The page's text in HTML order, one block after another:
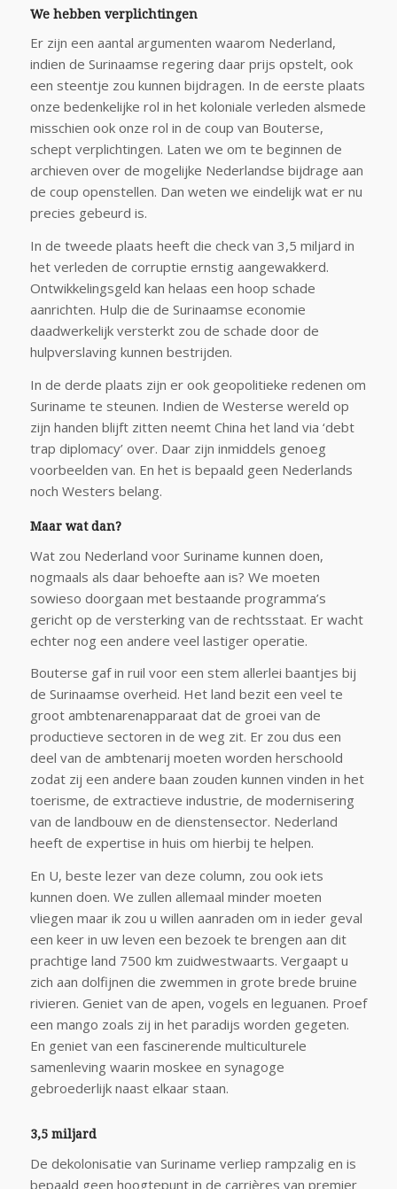
We hebben verplichtingen
Er zijn een aantal argumenten waarom Nederland,
indien de Surinaamse regering daar prijs opstelt, ook
een steentje zou kunnen bijdragen. In de eerste plaats
onze bedenkelijke rol in het koloniale verleden alsmede
misschien ook onze rol in de coup van Bouterse,
schept verplichtingen. Laten we om te beginnen de
archieven over de mogelijke Nederlandse bijdrage aan
de coup openstellen. Dan weten we eindelijk wat er nu
precies gebeurd is.
In de tweede plaats heeft die check van 3,5 miljard in
het verleden de corruptie ernstig aangewakkerd.
Ontwikkelingsgeld kan helaas een hoop schade
aanrichten. Hulp die de Surinaamse economie
daadwerkelijk versterkt zou de schade door de
hulpverslaving kunnen bestrijden.
In de derde plaats zijn er ook geopolitieke redenen om
Suriname te steunen. Indien de Westerse wereld op
zijn handen blijft zitten neemt China het land via ‘debt
trap diplomacy’ over. Daar zijn inmiddels genoeg
voorbeelden van. En het is bepaald geen Nederlands
noch Westers belang.
Maar wat dan?
Wat zou Nederland voor Suriname kunnen doen,
nogmaals als daar behoefte aan is? We moeten
sowieso doorgaan met bestaande programma’s
gericht op de versterking van de rechtsstaat. Er wacht
echter nog een andere veel lastiger operatie.
Bouterse gaf in ruil voor een stem allerlei baantjes bij
de Surinaamse overheid. Het land bezit een veel te
groot ambtenarenapparaat dat de groei van de
productieve sectoren in de weg zit. Er zou dus een
deel van de ambtenarij moeten worden herschoold
zodat zij een andere baan zouden kunnen vinden in het
toerisme, de extractieve industrie, de modernisering
van de landbouw en de dienstensector. Nederland
heeft de expertise in huis om hierbij te helpen.
En U, beste lezer van deze column, zou ook iets
kunnen doen. We zullen allemaal minder moeten
vliegen maar ik zou u willen aanraden om in ieder geval
een keer in uw leven een bezoek te brengen aan dit
prachtige land 7500 km zuidwestwaarts. Vergaapt u
zich aan dolfijnen die zwemmen in grote brede bruine
rivieren. Geniet van de apen, vogels en leguanen. Proef
een mango zoals zij in het paradijs worden gegeten.
En geniet van een fascinerende multiculturele
samenleving waarin moskee en synagoge
gebroederlijk naast elkaar staan.
3,5 miljard
De dekolonisatie van Suriname verliep rampzalig en is
bepaald geen hoogtepunt in de carrières van premier